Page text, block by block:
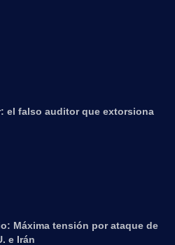
el falso auditor que extorsiona
Máxima tensión por ataque de
e Irán